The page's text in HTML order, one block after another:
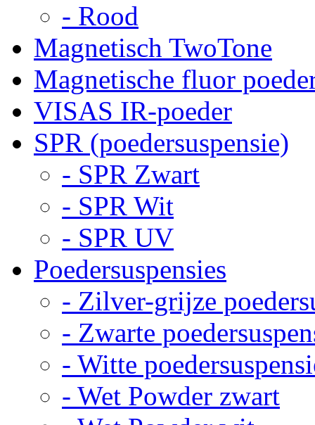
- Rood
Magnetisch TwoTone
Magnetische fluor
VISAS IR-poeder
SPR (poedersuspensie)
- SPR Zwart
- SPR Wit
- SPR UV
Poedersuspensies
- Zilver-grijze
- Zwarte
- Witte
- Wet Powder zwart